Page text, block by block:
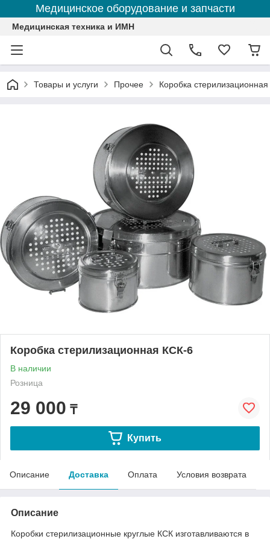
Медицинское оборудование и запчасти
Медицинская техника и ИМН
Товары и услуги Прочее Коробка
Коробка стерилизационная КСК-6
В наличии
Розница
29 000 ₸
Купить
Описание Доставка Оплата Условия возврата
Описание
Коробки стерилизационные круглые КСК изготавливаются в